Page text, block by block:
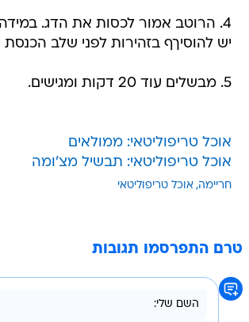
4. הרוטב אמור לכסות את הדג.
יש להוסיךף בזהירות לפני שלב הכנסת
5. מבשלים עוד 20 דקות ומגישים.
אוכל טריפוליטאי: ממולאים
אוכל טריפוליטאי: תבשיל מצ'ומה
חריימה אוכל טריפוליטאי
טרם התפרסמו תגובות